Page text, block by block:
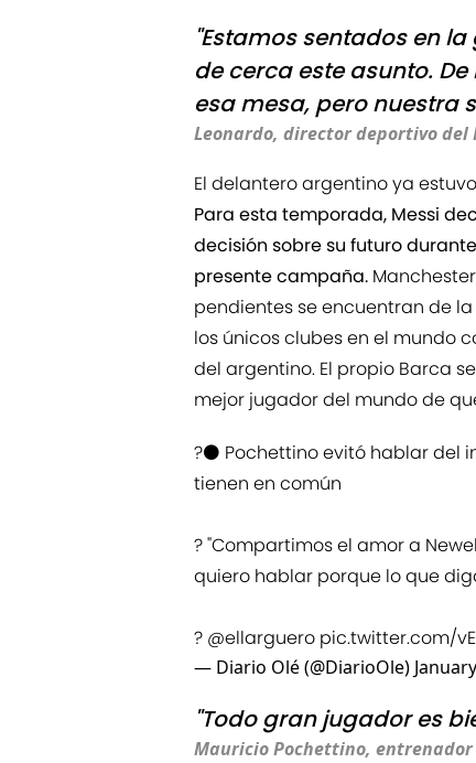
"Estamos sentados en
de cerca este asunto.
esa mesa, pero nuestra
Leonardo, director deportivo del
El delantero argentino ya
Para esta temporada, Messi
decisión sobre su futuro
presente campaña.
pendientes se encuentran de
los únicos clubes en el mundo
del argentino. El propio Barca
mejor jugador del mundo de
?⚫️ Pochettino evitó hablar del
tienen en común
?️ "Compartimos el amor a
quiero hablar porque lo que
?️ @ellarguero pic.twitter.com/
— Diario Olé (@DiarioOle)
"Todo gran jugador es
Mauricio Pochettino, entrenador